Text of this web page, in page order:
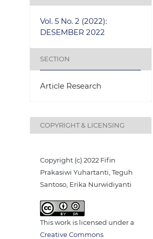
Vol. 5 No. 2 (2022):
DESEMBER 2022
SECTION
Article Research
COPYRIGHT & LICENSING
Copyright (c) 2022 Fifin
Prakasiwi Yuhartanti, Teguh
Santoso, Erika Nurwidiyanti
This work is licensed under a
Creative Commons